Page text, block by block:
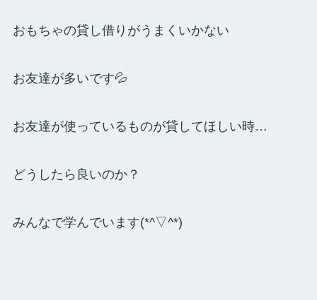
おもちゃの貸し借りがうまくいかない
お友達が多いです💦
お友達が使っているものが貸してほしい時…
どうしたら良いのか？
みんなで学んでいます(*^▽^*)